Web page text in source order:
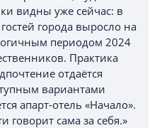
видны уже сейчас: в
города выросло на
периодом 2024
Практика
отдаётся
вариантами
апарт-отель «Начало».
говорит сама за себя.»